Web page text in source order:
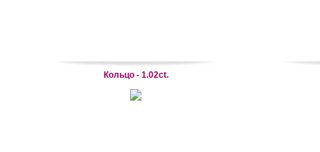
Кольцо - 1.02ct.